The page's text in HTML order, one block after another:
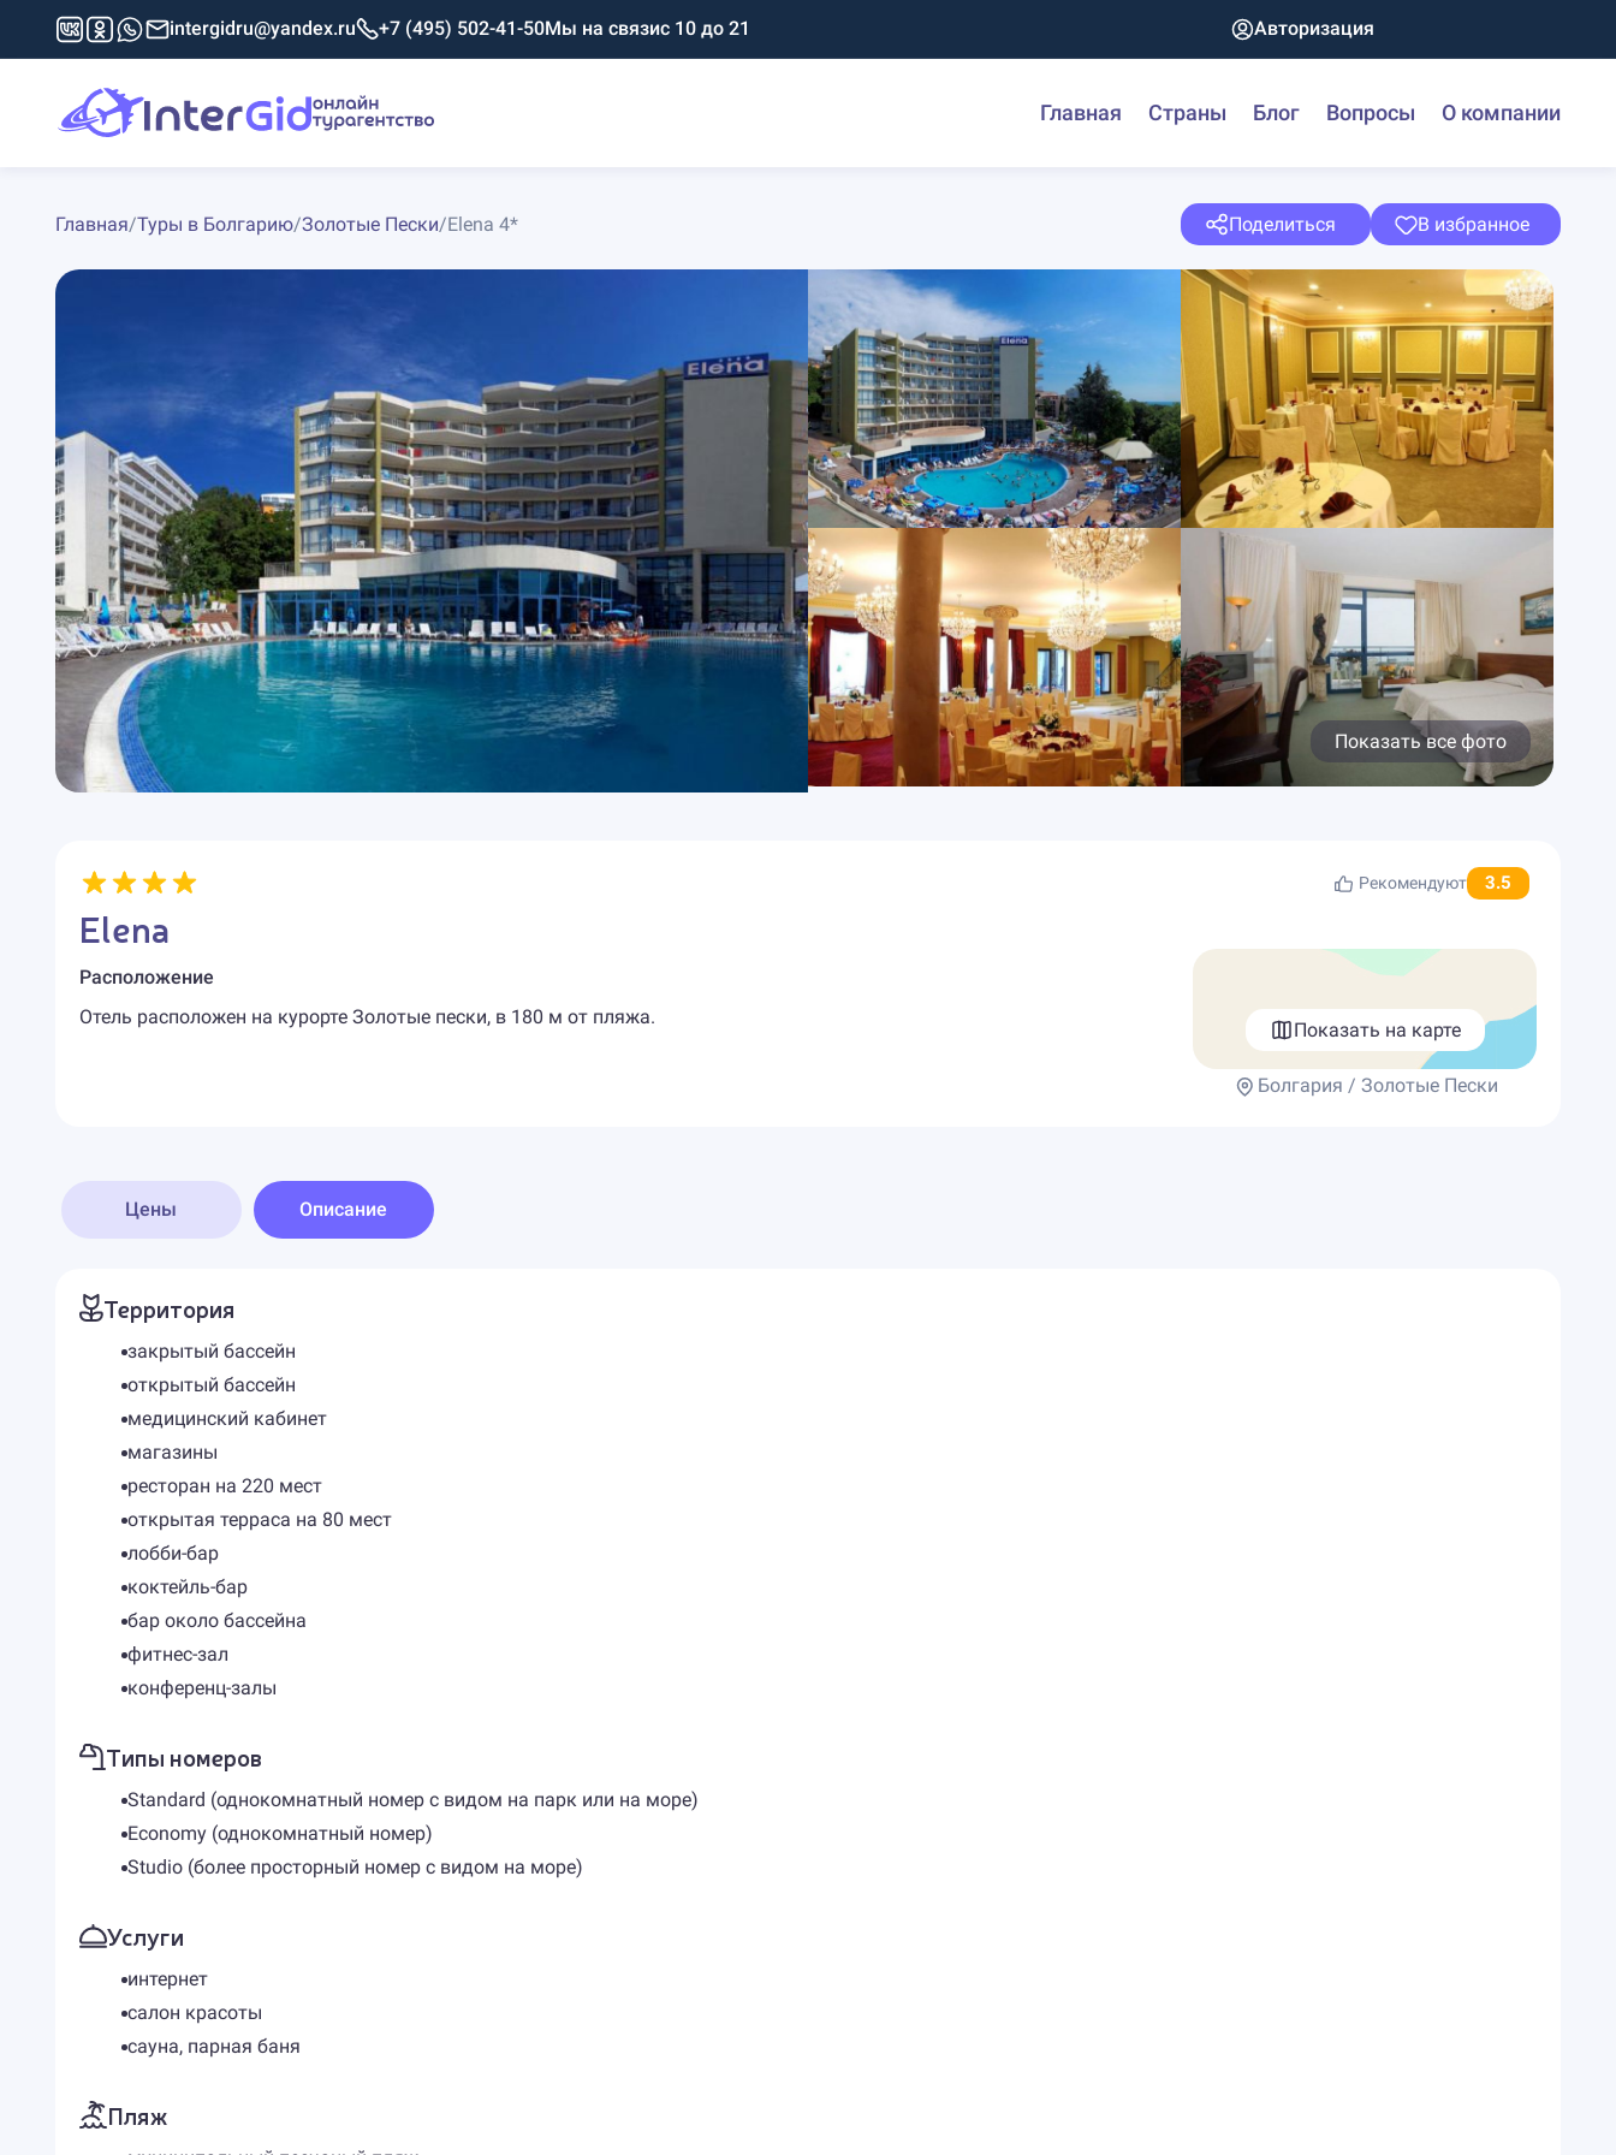
intergidru@yandex.ru +7 (495) 502-41-50Мы на связис 10 до 21 Авторизация
Главная Страны Блог Вопросы О компании
Главная/Туры в Болгарию/Золотые Пески/Elena 4* Поделиться В избранное
Показать все фото
Рекомендуют 3.5
Elena
Расположение
Отель расположен на курорте Золотые пески, в 180 м от пляжа.
Показать на карте
Болгария / Золотые Пески
Цены Описание
Территория
закрытый бассейн
открытый бассейн
медицинский кабинет
магазины
ресторан на 220 мест
открытая терраса на 80 мест
лобби-бар
коктейль-бар
бар около бассейна
фитнес-зал
конференц-залы
Типы номеров
Standard (однокомнатный номер с видом на парк или на море)
Economy (однокомнатный номер)
Studio (более просторный номер с видом на море)
Услуги
интернет
салон красоты
сауна, парная баня
Пляж